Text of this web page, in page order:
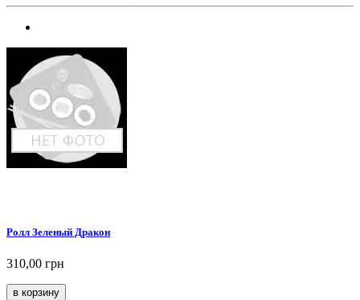
Ролл Зеленый Дракон
310,00 грн